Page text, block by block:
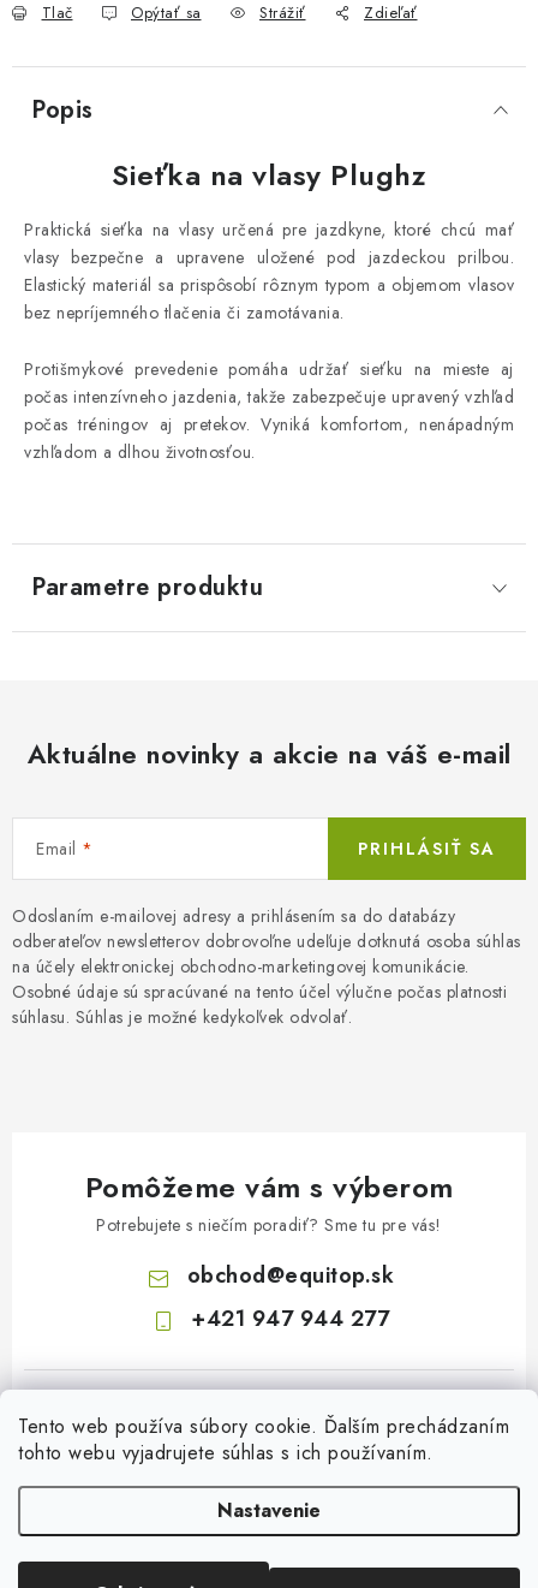
Tento web používa súbory cookie. Ďalším prechádzaním
tohto webu vyjadrujete súhlas s ich používaním.
Nastavenie
Tlač Opýtať sa Strážiť Zdieľať
Popis
Sieťka na vlasy Plughz
Praktická sieťka na vlasy určená pre jazdkyne, ktoré chcú mať
vlasy bezpečne a upravene uložené pod jazdeckou prilbou.
Elastický materiál sa prispôsobí rôznym typom a objemom vlasov
bez nepríjemného tlačenia či zamotávania.
Protišmykové prevedenie pomáha udržať sieťku na mieste aj
počas intenzívneho jazdenia, takže zabezpečuje upravený vzhľad
počas tréningov aj pretekov. Vyniká komfortom, nenápadným
vzhľadom a dlhou životnosťou.
Parametre produktu
Aktuálne novinky a akcie na váš e-mail
Email
Odoslaním e-mailovej adresy a prihlásením sa do databázy
odberateľov newsletterov dobrovoľne udeľuje dotknutá osoba súhlas
na účely elektronickej obchodno-marketingovej komunikácie.
Osobné údaje sú spracúvané na tento účel výlučne počas platnosti
súhlasu. Súhlas je možné kedykoľvek odvolať.
PRIHLÁSIŤ SA
Pomôžeme vám s výberom
Potrebujete s niečím poradiť? Sme tu pre vás!
obchod@equitop.sk
+421 947 944 277